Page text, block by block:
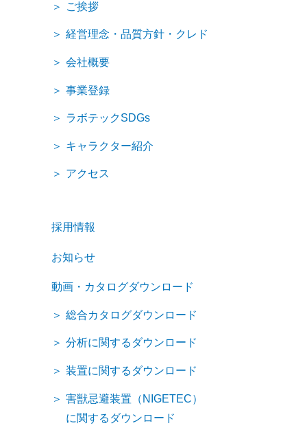
ご挨拶
経営理念・品質方針・クレド
会社概要
事業登録
ラボテックSDGs
キャラクター紹介
アクセス
採用情報
お知らせ
動画・カタログダウンロード
総合カタログダウンロード
分析に関するダウンロード
装置に関するダウンロード
害獣忌避装置（NIGETEC）
に関するダウンロード